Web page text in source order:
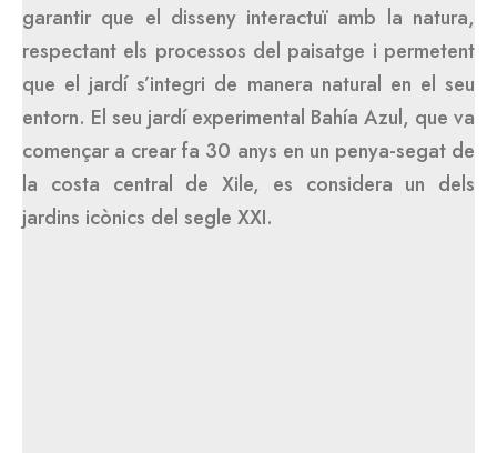
garantir que el disseny interactuï amb la natura,
respectant els processos del paisatge i permetent
que el jardí s’integri de manera natural en el seu
entorn. El seu jardí experimental Bahía Azul, que va
començar a crear fa 30 anys en un penya-segat de
la costa central de Xile, es considera un dels
jardins icònics del segle XXI.